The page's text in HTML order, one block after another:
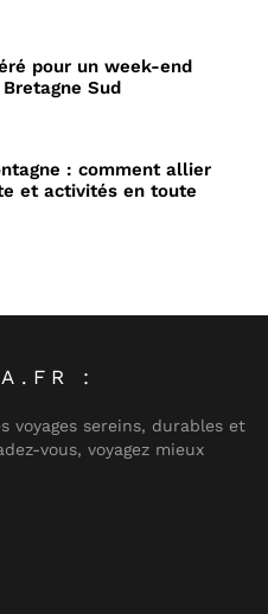
pour un week-end
Sud
: comment allier
et activités en toute
:
voyages sereins, durables et
vous, voyagez mieux